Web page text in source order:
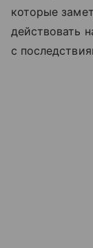
которые
действовать
с